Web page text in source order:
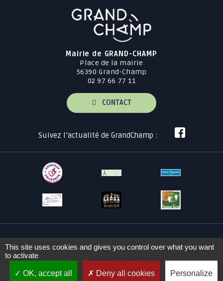
Mairie de GRAND-CHAMP
Place de la mairie
56390 Grand-Champ
02 97 66 77 11
CONTACT
Suivez l’actualité de GrandChamp :
Plan du site Mentions légales
This site uses cookies and gives you control over what you want
to activate
OK, accept all Deny all cookies Personalize